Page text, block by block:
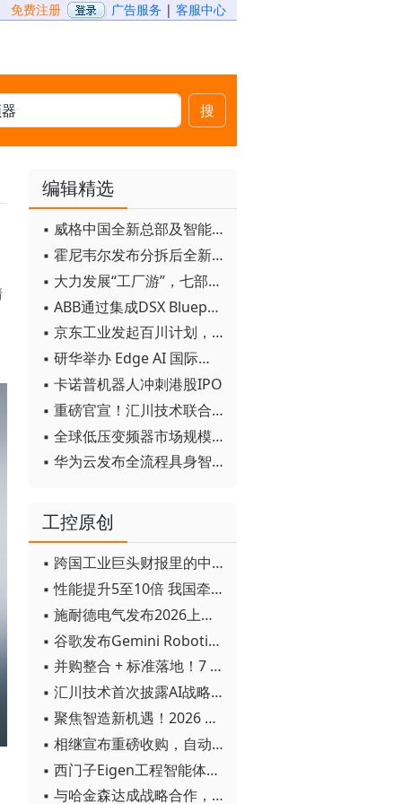
免费注册 广告服务 | 客服中心
搜
编辑精选
▪ 威格中国全新总部及智能工厂启用
▪ 霍尼韦尔发布分拆后全新品牌：霍尼韦尔科技与霍尼韦尔航空航天
▪ 大力发展“工厂游”，七部门联合发文！
▪ ABB通过集成DSX Blueprint AI基础设施，扩大与英伟达的合作
▪ 京东工业发起百川计划， 构建工业大模型新生态
▪ 研华举办 Edge AI 国际论坛
▪ 卡诺普机器人冲刺港股IPO
▪ 重磅官宣！汇川技术联合发起 D12 联盟，开创产教融合新范式
▪ 全球低压变频器市场规模2030年将超170亿美元
▪ 华为云发布全流程具身智能开发平台CloudRobo
工控原创
▪ 跨国工业巨头财报里的中国成绩单
▪ 性能提升5至10倍 我国牵头制定的WiTSnet工业以太网国际标准正式发布
▪ 施耐德电气发布2026上半年可持续发展成绩单 "Impact 2030"路线图开局稳健
▪ 谷歌发布Gemini Robotics 2模型 实现人形机器人全身智能控制突破
▪ 并购整合 + 标准落地！7 月工业自动化产业动态速递
▪ 汇川技术首次披露AI战略进展：从两个方面推动“AI业务化”落地
▪ 聚焦智造新机遇！2026 青岛数字化及智能制造技术论坛圆满落幕
▪ 相继宣布重磅收购，自动化巨头新一轮并购潮剑指何方？
▪ 西门子Eigen工程智能体落地中国，工业AI跨越物理世界“确定性”拐点
▪ 与哈金森达成战略合作，乐聚机器人何以持续获得工业巨头青睐？